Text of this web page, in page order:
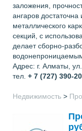
заложения,
ангаров
металлического
секций, с
делает сборно-
Адрес: г. Алматы,
тел. + 7 (727) 390-
Недвижимость >